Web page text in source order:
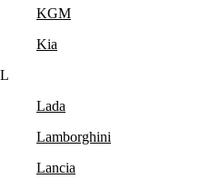
KGM
Kia
L
Lada
Lamborghini
Lancia